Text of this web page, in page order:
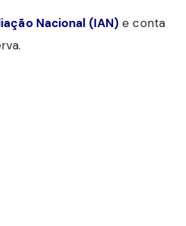
Nacional (IAN) e conta